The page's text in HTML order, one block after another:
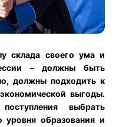
склада своего ума и
– должны быть
должны подходить к
выгоды.
выбрать
образования и